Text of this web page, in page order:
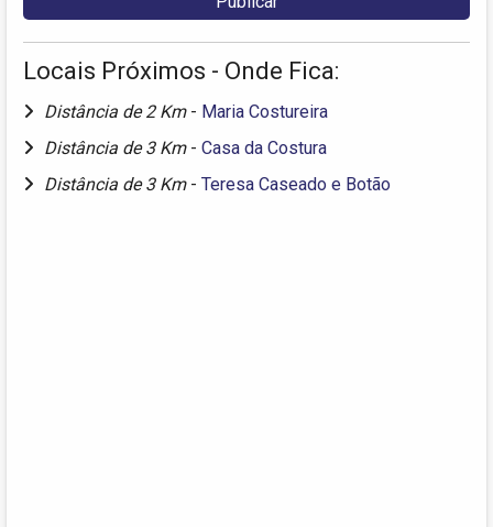
Locais Próximos - Onde Fica:
Distância de 2 Km - Maria Costureira
Distância de 3 Km - Casa da Costura
Distância de 3 Km - Teresa Caseado e Botão